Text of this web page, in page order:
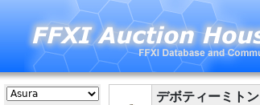
デボティーミトン